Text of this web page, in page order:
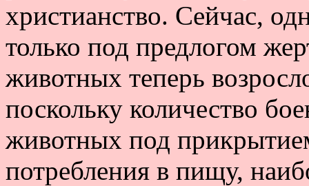
христианство. Сейчас,
только под предлогом
животных теперь
поскольку количество
животных под
потребления в пищу,